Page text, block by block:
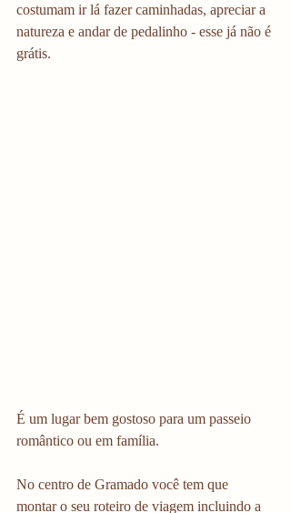
costumam ir lá fazer caminhadas, apreciar a
natureza e andar de pedalinho - esse já não é
grátis.
É um lugar bem gostoso para um passeio
romântico ou em família.
No centro de Gramado você tem que
montar o seu roteiro de viagem incluindo a